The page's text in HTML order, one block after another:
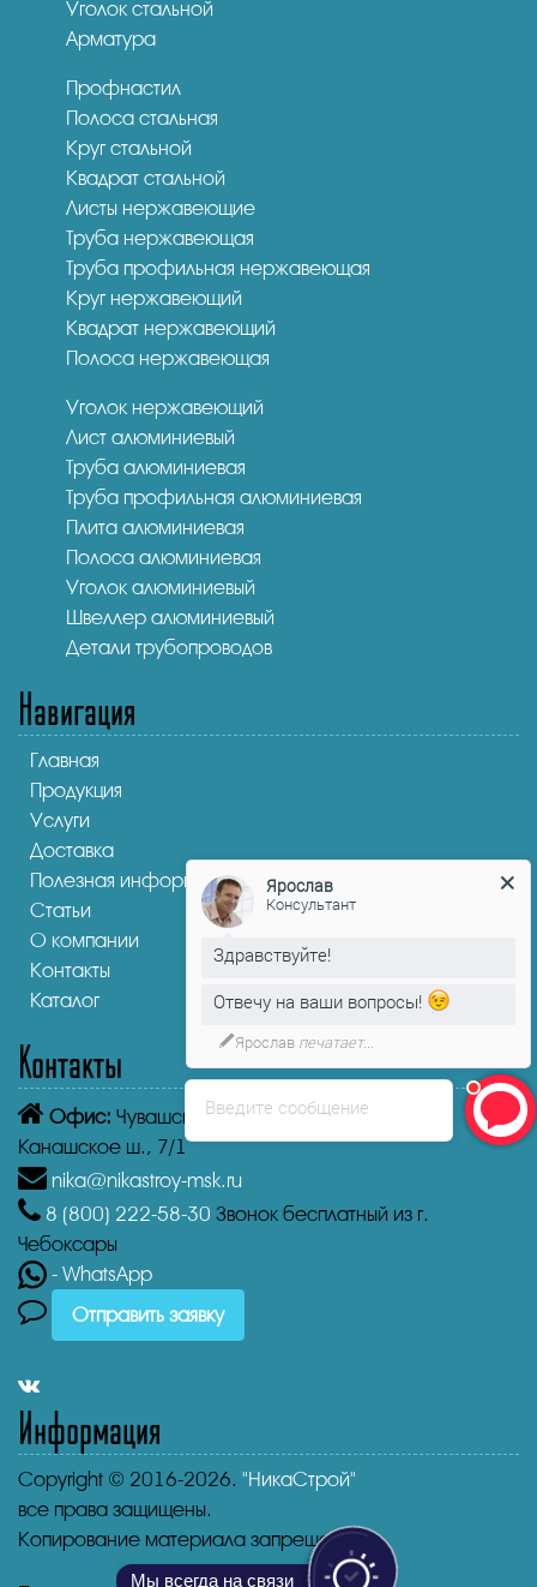
Уголок стальной
Арматура
Профнастил
Полоса стальная
Круг стальной
Квадрат стальной
Листы нержавеющие
Труба нержавеющая
Труба профильная нержавеющая
Круг нержавеющий
Квадрат нержавеющий
Полоса нержавеющая
Уголок нержавеющий
Лист алюминиевый
Труба алюминиевая
Труба профильная алюминиевая
Плита алюминиевая
Полоса алюминиевая
Уголок алюминиевый
Швеллер алюминиевый
Детали трубопроводов
Навигация
Главная
Продукция
Услуги
Доставка
Полезная информация
Статьи
О компании
Контакты
Каталог
Контакты
Офис: Чувашская Республика,Чебоксары
Канашское ш., 7/1
nika@nikastroy-msk.ru
8 (800) 222-58-30 Звонок бесплатный из г.
Чебоксары
- WhatsApp
Отправить заявку
Информация
Copyright © 2016-2026. "НикаСтрой"
все права защищены.
Копирование материала запрещено.
Мы всегда на связи
Введите сообщение
Ярослав
Консультант
Здравствуйте!
Отвечу на ваши вопросы!
Ярослав печатает...